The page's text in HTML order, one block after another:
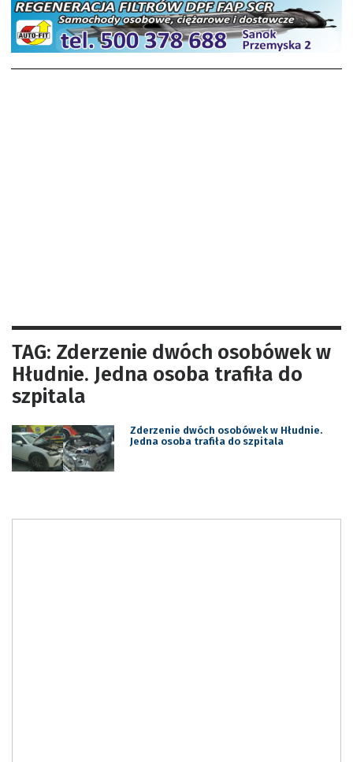
TAG: Zderzenie dwóch osobówek w
Hłudnie. Jedna osoba trafiła do
szpitala
Zderzenie dwóch osobówek w Hłudnie.
Jedna osoba trafiła do szpitala